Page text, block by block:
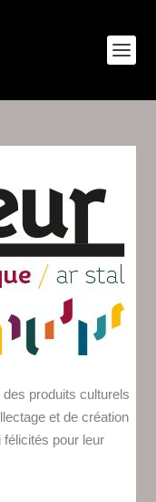
produits culturels
et de création
félicités pour leur